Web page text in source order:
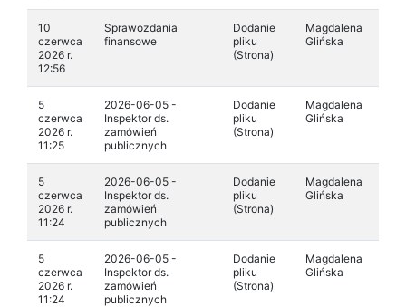
10
czerwca
2026 r.
12:56
Sprawozdania
finansowe
Dodanie
pliku
(Strona)
Magdalena
Glińska
5
czerwca
2026 r.
11:25
2026-06-05 -
Inspektor ds.
zamówień
publicznych
Dodanie
pliku
(Strona)
Magdalena
Glińska
5
czerwca
2026 r.
11:24
2026-06-05 -
Inspektor ds.
zamówień
publicznych
Dodanie
pliku
(Strona)
Magdalena
Glińska
5
czerwca
2026 r.
11:24
2026-06-05 -
Inspektor ds.
zamówień
publicznych
Dodanie
pliku
(Strona)
Magdalena
Glińska